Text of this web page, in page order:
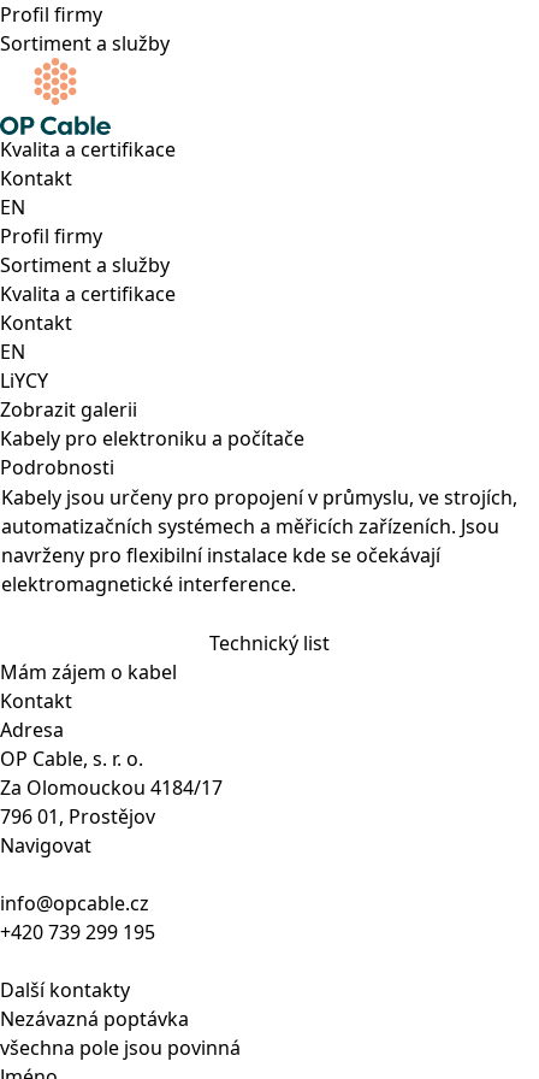
Profil firmy
Sortiment a služby
Kvalita a certifikace
Kontakt
EN
Profil firmy
Sortiment a služby
Kvalita a certifikace
Kontakt
EN
LiYCY
Zobrazit galerii
Kabely pro elektroniku a počítače
Podrobnosti
Kabely jsou určeny pro propojení v průmyslu, ve strojích,
automatizačních systémech a měřicích zařízeních. Jsou
navrženy pro flexibilní instalace kde se očekávají
elektromagnetické interference.
Technický list
Mám zájem o kabel
Kontakt
Adresa
OP Cable, s. r. o.
Za Olomouckou 4184/17
796 01, Prostějov
Navigovat
info@opcable.cz
+420 739 299 195
Další kontakty
Nezávazná poptávka
všechna pole jsou povinná